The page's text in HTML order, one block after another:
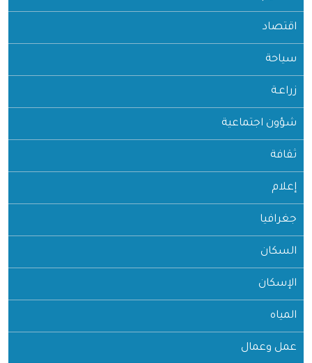
اقتصاد
سياحة
زراعـة
شؤون اجتماعية
ثقافة
إعلام
جغرافيا
السكان
الإسكان
المياه
عمل وعمال